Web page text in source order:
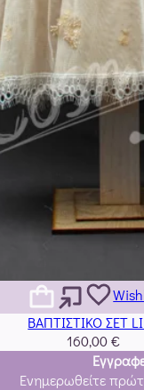
Αυτό
έχει
ΒΑΠΤΙΣΤΙΚΟ ΣΕΤ
160,00€
Ενημερωθείτε